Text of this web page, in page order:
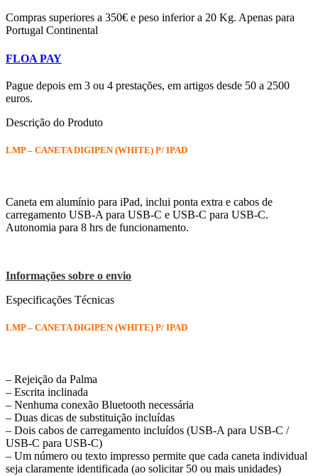
Compras superiores a 350€ e peso inferior a 20 Kg. Apenas para
Portugal Continental
FLOA PAY
Pague depois em 3 ou 4 prestações, em artigos desde 50 a 2500
euros.
Descrição do Produto
LMP – CANETA DIGIPEN (WHITE) P/ IPAD
Caneta em alumínio para iPad, inclui ponta extra e cabos de
carregamento USB-A para USB-C e USB-C para USB-C.
Autonomia para 8 hrs de funcionamento.
Informações sobre o envio
Especificações Técnicas
LMP – CANETA DIGIPEN (WHITE) P/ IPAD
– Rejeição da Palma
– Escrita inclinada
– Nenhuma conexão Bluetooth necessária
– Duas dicas de substituição incluídas
– Dois cabos de carregamento incluídos (USB-A para USB-C /
USB-C para USB-C)
– Um número ou texto impresso permite que cada caneta individual
seja claramente identificada (ao solicitar 50 ou mais unidades)